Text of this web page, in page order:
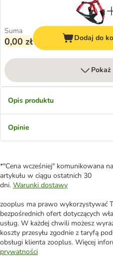
Suma
0,00 zł Dodaj do
Pokaż
Opis produktu
Opinie
*"Cena wcześniej" komunikowana
artykułu w ciągu ostatnich 30
dni. Warunki dostawy
zooplus ma prawo wykorzystywać
bezpośrednich ofert dotyczących
usług. W każdej chwili możesz
koszty przesyłu zgodnie z taryfą
obsługi klienta zooplus. Więcej
prywatności